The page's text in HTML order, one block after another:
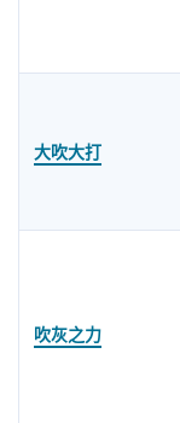
大吹大打
吹灰之力